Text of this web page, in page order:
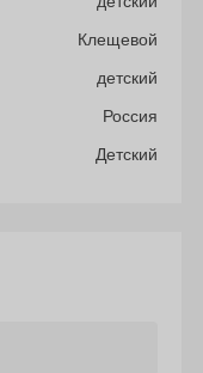
Клещевой
детский
Россия
Детский